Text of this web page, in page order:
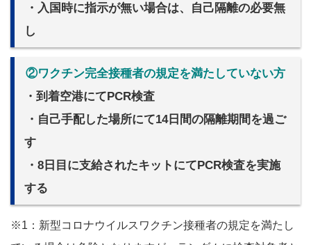
・入国時に指示が無い場合は、自己隔離の必要無
し
②ワクチン完全接種者の規定を満たしていない方
・到着空港にてPCR検査
・自己手配した場所にて14日間の隔離期間を過ご
す
・8日目に支給されたキットにてPCR検査を実施
する
※1：新型コロナウイルスワクチン接種者の規定を満たし